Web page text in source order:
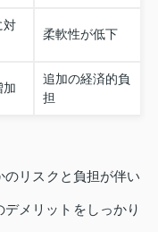
対
柔軟性が低下
加
追加の経済的負
担
のリスクと負担が伴い
メリットをしっかり